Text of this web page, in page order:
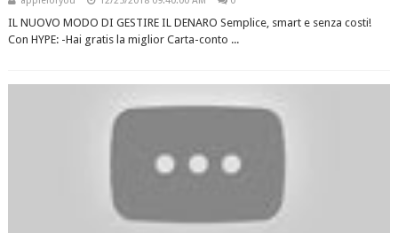
IL NUOVO MODO DI GESTIRE IL DENARO Semplice, smart e senza costi!
Con HYPE: -Hai gratis la miglior Carta-conto ...